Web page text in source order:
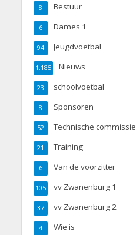
Bestuur
8
Dames 1
6
Jeugdvoetbal
94
Nieuws
1.185
schoolvoetbal
23
Sponsoren
8
Technische commissie
52
Training
21
Van de voorzitter
6
vv Zwanenburg 1
105
vv Zwanenburg 2
37
Wie is
4